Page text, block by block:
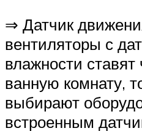
⇒ Датчик
вентиляторы с
влажности ставят
ванную комнату,
выбирают
встроенным